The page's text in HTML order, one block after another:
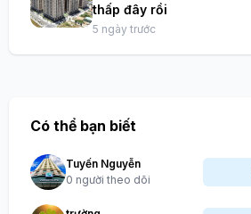
thấp đây rồi
5 ngày trước
Có thể bạn biết
Tuyến Nguyễn
0 người theo dõi